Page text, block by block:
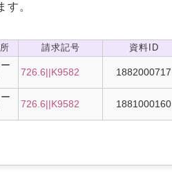
。
請求記号 資料ID
726.6||K9582 1882000717
726.6||K9582 1881000160